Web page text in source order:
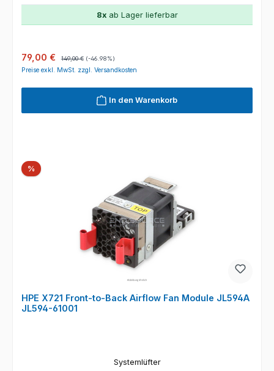
8xab Lager lieferbar
Verkaufspreis:
79,00 € 149,00 € (-46.98%)
Preise exkl. MwSt. zzgl. Versandkosten
In den Warenkorb
%Rabatt
HPE X721 Front-to-Back Airflow Fan Module JL594A
JL594-61001
Systemlüfter